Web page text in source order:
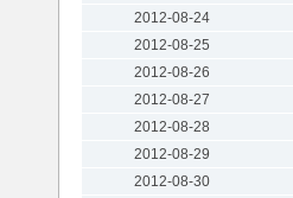
2012-08-24
2012-08-25
2012-08-26
2012-08-27
2012-08-28
2012-08-29
2012-08-30